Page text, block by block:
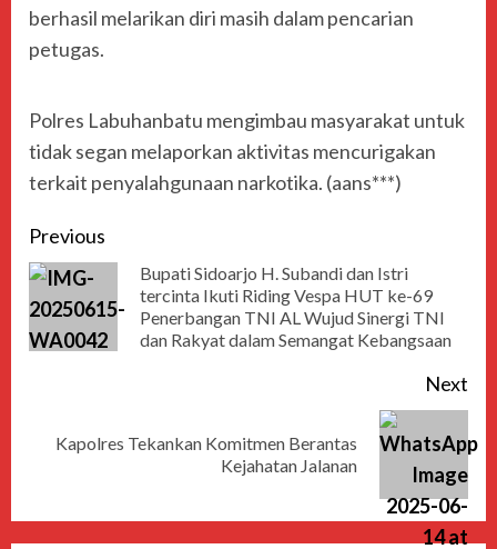
berhasil melarikan diri masih dalam pencarian
petugas.
Polres Labuhanbatu mengimbau masyarakat untuk
tidak segan melaporkan aktivitas mencurigakan
terkait penyalahgunaan narkotika. (aans***)
Previous
Bupati Sidoarjo H. Subandi dan Istri
tercinta Ikuti Riding Vespa HUT ke-69
Penerbangan TNI AL Wujud Sinergi TNI
dan Rakyat dalam Semangat Kebangsaan
Next
Kapolres Tekankan Komitmen Berantas
Kejahatan Jalanan